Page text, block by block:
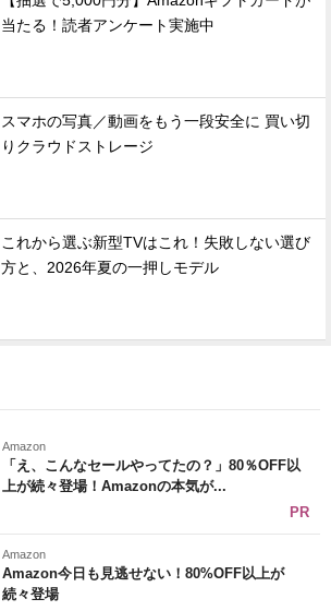
当たる！読者アンケート実施中
スマホの写真／動画をもう一段安全に 買い切
りクラウドストレージ
これから選ぶ新型TVはこれ！失敗しない選び
方と、2026年夏の一押しモデル
Amazon
「え、こんなセールやってたの？」80％OFF以
上が続々登場！Amazonの本気が...
PR
Amazon
Amazon今日も見逃せない！80%OFF以上が
続々登場